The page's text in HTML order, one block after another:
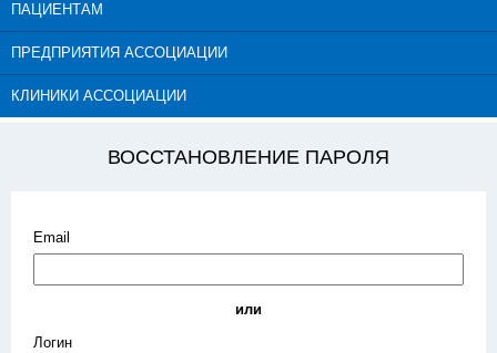
ПАЦИЕНТАМ
ПРЕДПРИЯТИЯ АССОЦИАЦИИ
КЛИНИКИ АССОЦИАЦИИ
ВОССТАНОВЛЕНИЕ ПАРОЛЯ
Email
или
Логин